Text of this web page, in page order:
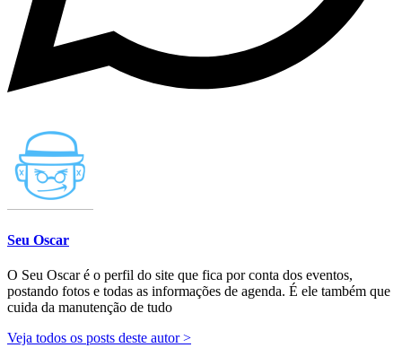
Seu Oscar
O Seu Oscar é o perfil do site que fica por conta dos eventos,
postando fotos e todas as informações de agenda. É ele também que
cuida da manutenção de tudo
Veja todos os posts deste autor >